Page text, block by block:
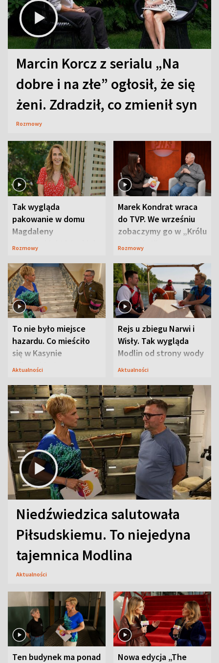
Marcin Korcz z serialu „Na
dobre i na złe” ogłosił, że się
żeni. Zdradził, co zmienił syn
Rozmowy
Tak wygląda
pakowanie w domu
Magdaleny
Waligórskiej-Lisieckiej.
Rozmowy
Marek Kondrat wraca
do TVP. We wrześniu
zobaczymy go w „Królu
Maciusiu I”
Rozmowy
To nie było miejsce
hazardu. Co mieściło
się w Kasynie
Oficerskim?
Aktualności
Rejs u zbiegu Narwi i
Wisły. Tak wygląda
Modlin od strony wody
Aktualności
Niedźwiedzica salutowała
Piłsudskiemu. To niejedyna
tajemnica Modlina
Aktualności
Ten budynek ma ponad
Nowa edycja „The